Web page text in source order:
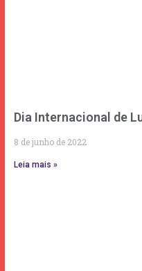
Dia Internacional de
8 de junho de 2022
Leia mais »